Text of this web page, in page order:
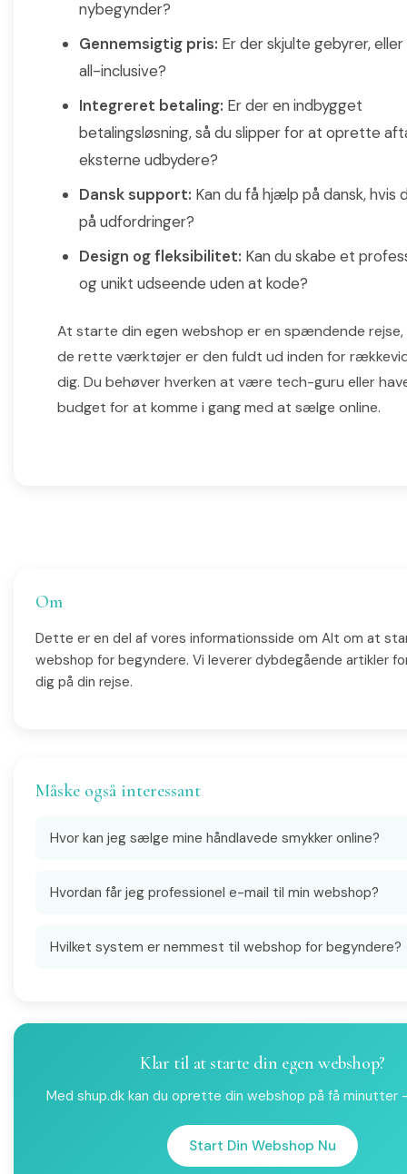
nybegynder?
Gennemsigtig pris: Er der skjulte gebyrer,
all-inclusive?
Integreret betaling: Er der en indbygget
betalingsløsning, så du slipper for at oprette
eksterne udbydere?
Dansk support: Kan du få hjælp på dansk, hvis
på udfordringer?
Design og fleksibilitet: Kan du skabe et
og unikt udseende uden at kode?
At starte din egen webshop er en spændende rejse,
de rette værktøjer er den fuldt ud inden for
dig. Du behøver hverken at være tech-guru eller
budget for at komme i gang med at sælge online.
Om
Dette er en del af vores informationsside om Alt om at
webshop for begyndere. Vi leverer dybdegående artikler
dig på din rejse.
Måske også interessant
Hvor kan jeg sælge mine håndlavede smykker online?
Hvordan får jeg professionel e-mail til min webshop?
Hvilket system er nemmest til webshop for begyndere?
Klar til at starte din egen webshop?
Med shup.dk kan du oprette din webshop på få minutter
Start Din Webshop Nu